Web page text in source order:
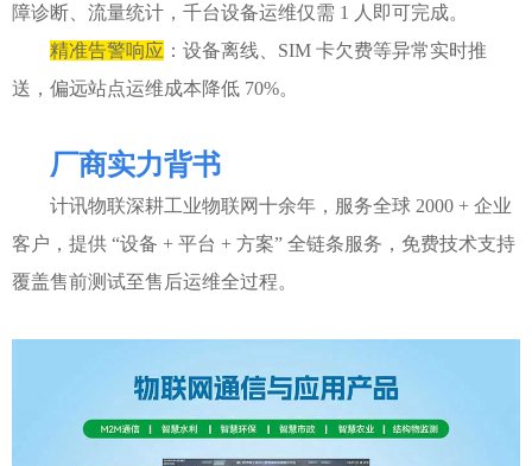
障诊断、流量统计，千台设备运维仅需 1 人即可完成。
精准告警响应 ：设备离线、SIM 卡欠费等异常实时推
送，偏远站点运维成本降低 70%。
厂商实力背书
计讯物联深耕工业物联网十余年，服务全球 2000 + 企业
客户，提供 “设备 + 平台 + 方案” 全链条服务，免费技术支持
覆盖售前测试至售后运维全过程。